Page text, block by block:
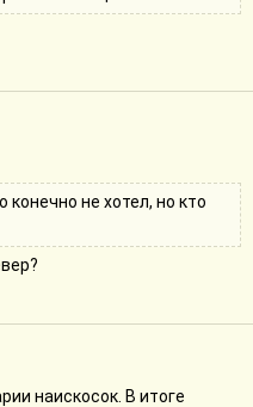
конечно не хотел, но кто
наискосок. В итоге